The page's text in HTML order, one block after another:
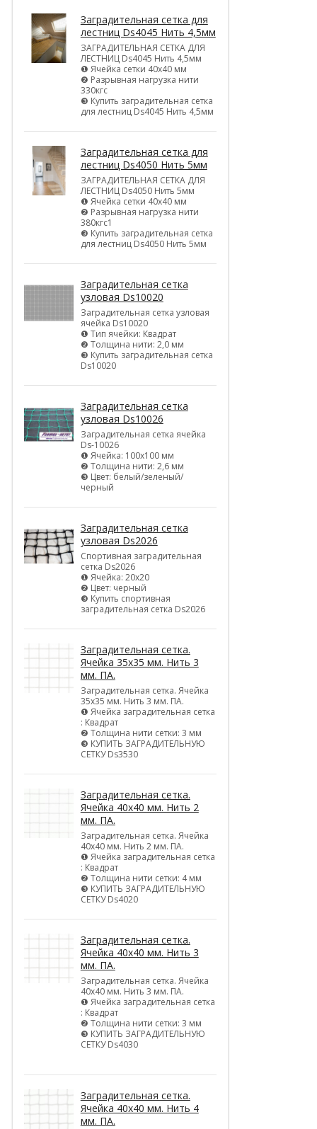
Заградительная сетка для
лестниц Ds4045 Нить 4,5мм
ЗАГРАДИТЕЛЬНАЯ СЕТКА ДЛЯ
ЛЕСТНИЦ Ds4045 Нить 4,5мм
❶ Ячейка сетки 40х40 мм
❷ Разрывная нагрузка нити
330кгс
❸ Купить заградительная сетка
для лестниц Ds4045 Нить 4,5мм
Заградительная сетка для
лестниц Ds4050 Нить 5мм
ЗАГРАДИТЕЛЬНАЯ СЕТКА ДЛЯ
ЛЕСТНИЦ Ds4050 Нить 5мм
❶ Ячейка сетки 40х40 мм
❷ Разрывная нагрузка нити
380кгс1
❸ Купить заградительная сетка
для лестниц Ds4050 Нить 5мм
Заградительная сетка
узловая Ds10020
Заградительная сетка узловая
ячейка Ds10020
❶ Тип ячейки: Квадрат
❷ Толщина нити: 2,0 мм
❸ Купить заградительная сетка
Ds10020
Заградительная сетка
узловая Ds10026
Заградительная сетка ячейка
Ds-10026
❶ Ячейка: 100х100 мм
❷ Толщина нити: 2,6 мм
❸ Цвет: белый/зеленый/
черный
Заградительная сетка
узловая Ds2026
Спортивная заградительная
сетка Ds2026
❶ Ячейка: 20х20
❷ Цвет: черный
❸ Купить спортивная
заградительная сетка Ds2026
Заградительная сетка.
Ячейка 35х35 мм. Нить 3
мм. ПА.
Заградительная сетка. Ячейка
35х35 мм. Нить 3 мм. ПА.
❶ Ячейка заградительная сетка
: Квадрат
❷ Толщина нити сетки: 3 мм
❸ КУПИТЬ ЗАГРАДИТЕЛЬНУЮ
СЕТКУ Ds3530
Заградительная сетка.
Ячейка 40х40 мм. Нить 2
мм. ПА.
Заградительная сетка. Ячейка
40х40 мм. Нить 2 мм. ПА.
❶ Ячейка заградительная сетка
: Квадрат
❷ Толщина нити сетки: 4 мм
❸ КУПИТЬ ЗАГРАДИТЕЛЬНУЮ
СЕТКУ Ds4020
Заградительная сетка.
Ячейка 40х40 мм. Нить 3
мм. ПА.
Заградительная сетка. Ячейка
40х40 мм. Нить 3 мм. ПА.
❶ Ячейка заградительная сетка
: Квадрат
❷ Толщина нити сетки: 3 мм
❸ КУПИТЬ ЗАГРАДИТЕЛЬНУЮ
СЕТКУ Ds4030
Заградительная сетка.
Ячейка 40х40 мм. Нить 4
мм. ПА.